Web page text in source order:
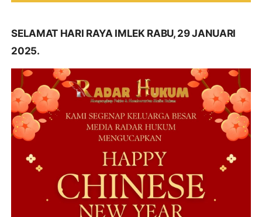
SELAMAT HARI RAYA IMLEK RABU, 29 JANUARI
2025.